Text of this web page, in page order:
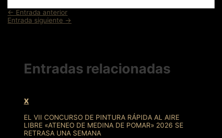
Navegación
de
← Entrada anterior
Entrada siguiente →
Entradas relacionadas
x
EL VII CONCURSO DE PINTURA RÁPIDA AL AIRE
LIBRE «ATENEO DE MEDINA DE POMAR» 2026 SE
RETRASA UNA SEMANA